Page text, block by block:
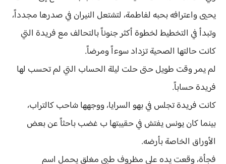
يحيى واعترافه بحبه لفاطمة، لتشتعل النيران في صدرها مجدداً،
وتبدأ في التخطيط لخطوة أكثر جنوناً بالتحالف مع فريدة التي
كانت حالتها الصحية تزداد سوءاً ومرضاً.
لم يمر وقت طويل حتى حلت ليلة الحساب التي لم تحسب لها
فريدة حساباً.
كانت فريدة تجلس في بهو السرايا، ووجهها شاحب كالتراب،
بينما كان يونس يفتش في حقيبتها ب غضب باحثاً عن بعض
الأوراق الخاصة بأرضه.
فجأة، وقعت يده على مظروف طبي مغلق يحمل اسم